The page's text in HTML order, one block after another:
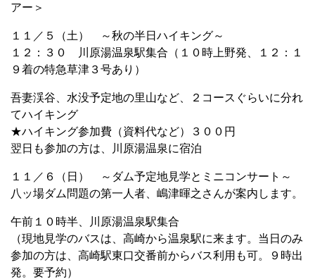
アー＞
１１／５（土） ～秋の半日ハイキング～
１２：３０ 川原湯温泉駅集合（１０時上野発、１２：１
９着の特急草津３号あり）
吾妻渓谷、水没予定地の里山など、２コースぐらいに分れ
てハイキング
★ハイキング参加費（資料代など）３００円
翌日も参加の方は、川原湯温泉に宿泊
１１／６（日） ～ダム予定地見学とミニコンサート～
八ッ場ダム問題の第一人者、嶋津暉之さんが案内します。
午前１０時半、川原湯温泉駅集合
（現地見学のバスは、高崎から温泉駅に来ます。当日のみ
参加の方は、高崎駅東口交番前からバス利用も可。９時出
発。要予約）